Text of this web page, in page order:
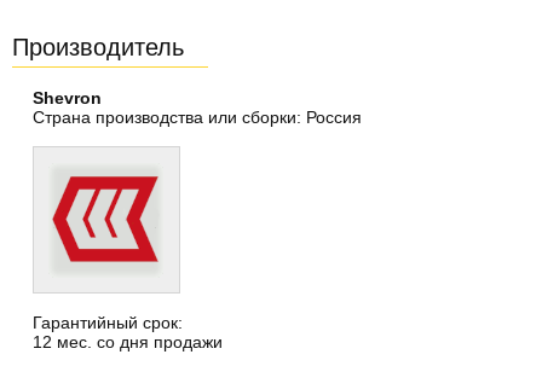
Производитель
Shevron
Страна производства или сборки: Россия
Гарантийный срок:
12 мес. со дня продажи